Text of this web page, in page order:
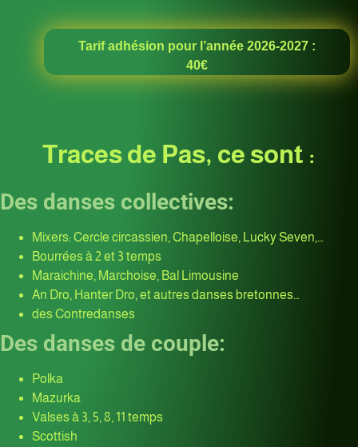
Tarif adhésion pour l’année 2026-2027 :
40€
Traces de Pas, ce sont :
Des danses collectives:
Mixers: Cercle circassien, Chapelloise, Lucky Seven,…
Bourrées à 2 et 3 temps
Maraichine, Marchoise, Bal Limousine
An Dro, Hanter Dro, et autres danses bretonnes…
des Contredanses
Des danses de couple:
Polka
Mazurka
Valses à 3, 5, 8, 11 temps
Scottish